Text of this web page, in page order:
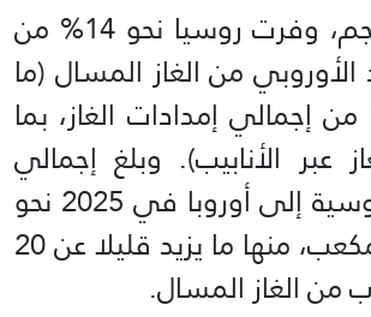
ومن حيث الحجم، وفرت روسيا نحو 14% من
الأوروبي من الغاز المسال (ما
12.1% من إجمالي إمدادات الغاز، بما
عبر الأنابيب). وبلغ إجمالي
الإمدادات الروسية إلى أوروبا في 2025 نحو
38 مليار متر مكعب، منها ما يزيد قليلا عن 20
من الغاز المسال.